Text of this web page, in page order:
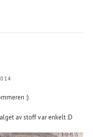
:)
av stoff var enkelt :D